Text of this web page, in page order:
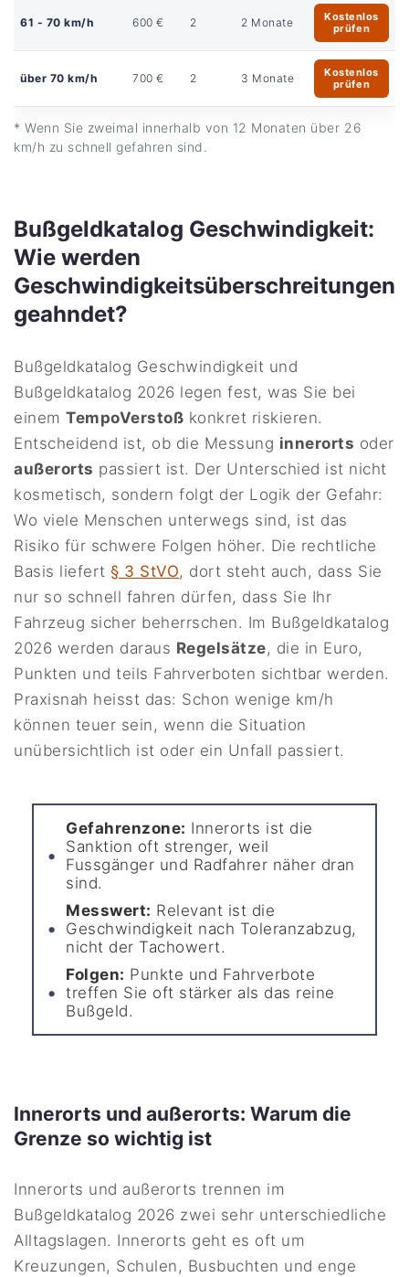
61 - 70 km/h 600 € 2 2 Monate
Kostenlos
prüfen
über 70 km/h 700 € 2 3 Monate
Kostenlos
prüfen
* Wenn Sie zweimal innerhalb von 12 Monaten über 26
km/h zu schnell gefahren sind.
Bußgeldkatalog Geschwindigkeit:
Wie werden
Geschwindigkeitsüberschreitungen
geahndet?
Bußgeldkatalog Geschwindigkeit und
Bußgeldkatalog 2026 legen fest, was Sie bei
einemTempoVerstoß konkret riskieren.
Entscheidend ist, ob die Messung innerorts oder
außerorts passiert ist. Der Unterschied ist nicht
kosmetisch, sondern folgt der Logik der Gefahr:
Wo viele Menschen unterwegs sind, ist das
Risiko für schwere Folgen höher. Die rechtliche
Basis liefert § 3 StVO, dort steht auch, dass Sie
nur so schnell fahren dürfen, dass Sie Ihr
Fahrzeug sicher beherrschen. Im Bußgeldkatalog
2026 werden daraus Regelsätze, die in Euro,
Punkten und teils Fahrverboten sichtbar werden.
Praxisnah heisst das: Schon wenige km/h
können teuer sein, wenn die Situation
unübersichtlich ist oder ein Unfall passiert.
Gefahrenzone: Innerorts ist die
Sanktion oft strenger, weil
Fussgänger und Radfahrer näher dran
sind.
Messwert: Relevant ist die
Geschwindigkeit nach Toleranzabzug,
nicht der Tachowert.
Folgen: Punkte und Fahrverbote
treffen Sie oft stärker als das reine
Bußgeld.
Innerorts und außerorts: Warum die
Grenze so wichtig ist
Innerorts und außerorts trennen im
Bußgeldkatalog 2026 zwei sehr unterschiedliche
Alltagslagen. Innerorts geht es oft um
Kreuzungen, Schulen, Busbuchten und enge